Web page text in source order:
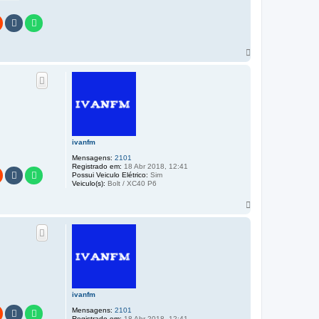
o
ivanfm
Mensagens: 2101
Registrado em: 18 Abr 2018, 12:41
Possui Veiculo Elétrico: Sim
Veiculo(s): Bolt / XC40 P6
l
ivanfm
Mensagens: 2101